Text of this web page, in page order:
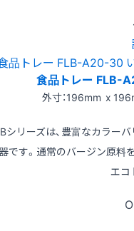
食品トレー FLB-
外寸：196mm x
シリーズは、豊富なカラー
です。通常のバージン原料
エコ